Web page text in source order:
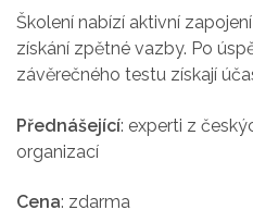
Školení nabízí aktivní
získání zpětné vazby. Po
závěrečného testu získají
Přednášející: experti z
organizací
Cena: zdarma